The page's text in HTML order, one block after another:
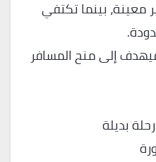
معينة، بينما تكتفي
فيهدف إلى منح المسافر
بديلة